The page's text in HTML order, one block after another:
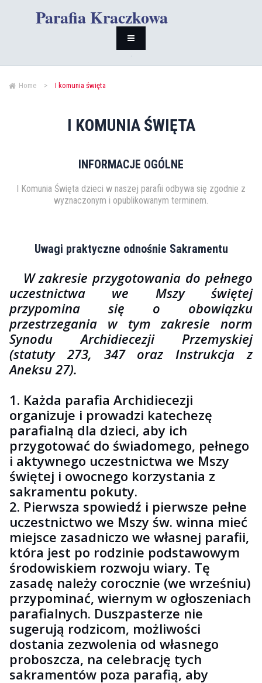
Parafia Kraczkowa
Home > I komunia święta
I KOMUNIA ŚWIĘTA
INFORMACJE OGÓLNE
I Komunia Święta dzieci w naszej parafii odbywa się zgodnie z
wyznaczonym i opublikowanym terminem.
Uwagi praktyczne odnośnie Sakramentu
W zakresie przygotowania do pełnego
uczestnictwa we Mszy świętej
przypomina się o obowiązku
przestrzegania w tym zakresie norm
Synodu Archidiecezji Przemyskiej
(statuty 273, 347 oraz Instrukcja z
Aneksu 27).
1. Każda parafia Archidiecezji
organizuje i prowadzi katechezę
parafialną dla dzieci, aby ich
przygotować do świadomego, pełnego
i aktywnego uczestnictwa we Mszy
świętej i owocnego korzystania z
sakramentu pokuty.
2. Pierwsza spowiedź i pierwsze pełne
uczestnictwo we Mszy św. winna mieć
miejsce zasadniczo we własnej parafii,
która jest po rodzinie podstawowym
środowiskiem rozwoju wiary. Tę
zasadę należy corocznie (we wrześniu)
przypominać, wiernym w ogłoszeniach
parafialnych. Duszpasterze nie
sugerują rodzicom, możliwości
dostania zezwolenia od własnego
proboszcza, na celebrację tych
sakramentów poza parafią, aby